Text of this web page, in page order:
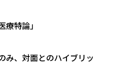
特論」
み、対面とのハイブリッ